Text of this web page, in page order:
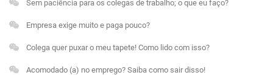
Sem paciência para os colegas de trabalho; o que eu faço?
Empresa exige muito e paga pouco?
Colega quer puxar o meu tapete! Como lido com isso?
Acomodado (a) no emprego? Saiba como sair disso!